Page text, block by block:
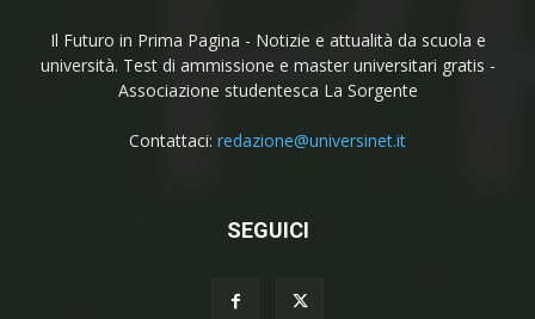
Il Futuro in Prima Pagina - Notizie e attualità da scuola e
università. Test di ammissione e master universitari gratis -
Associazione studentesca La Sorgente
Contattaci: redazione@universinet.it
SEGUICI